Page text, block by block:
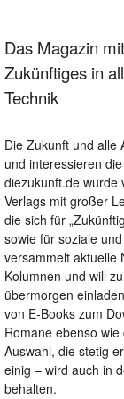
Das Magazin
Zukünftiges in
Technik
Die Zukunft und alle
und interessieren
diezukunft.de wurde
Verlags mit großer
die sich für
sowie für soziale
versammelt aktuelle
Kolumnen und will
übermorgen
von E-Books zum
Romane ebenso
Auswahl, die stetig
einig – wird auch in
behalten.